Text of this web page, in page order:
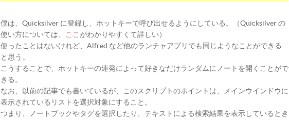
僕は、Quicksilver に登録し、ホットキーで呼び出せるようにしている。（Quicksilver の
使い方については、
ここ がわかりやすくて詳しい）
使ったことはないけれど、Alfred など他のランチャアプリでも同じようなことができる
と思う。
こうすることで、ホットキーの連発によって好きなだけランダムにノートを開くことがで
きる。
なお、以前の記事でも書いているが、このスクリプトのポイントは、メインウインドウに
表示されているリストを選択対象にすること。
つまり、ノートブックやタグを選択したり、テキストによる検索結果を表示しているとき